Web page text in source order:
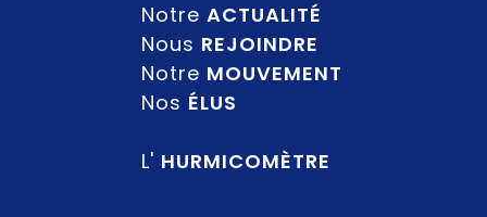
Notre ACTUALITÉ
Nous REJOINDRE
Notre MOUVEMENT
Nos ÉLUS
L' HURMICOMÈTRE